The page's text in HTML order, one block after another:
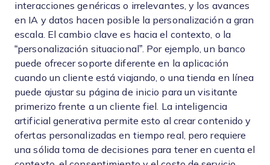
interacciones genéricas o irrelevantes, y los avances
en IA y datos hacen posible la personalización a gran
escala. El cambio clave es hacia el contexto, o la
“personalización situacional”. Por ejemplo, un banco
puede ofrecer soporte diferente en la aplicación
cuando un cliente está viajando, o una tienda en línea
puede ajustar su página de inicio para un visitante
primerizo frente a un cliente fiel. La inteligencia
artificial generativa permite esto al crear contenido y
ofertas personalizadas en tiempo real, pero requiere
una sólida toma de decisiones para tener en cuenta el